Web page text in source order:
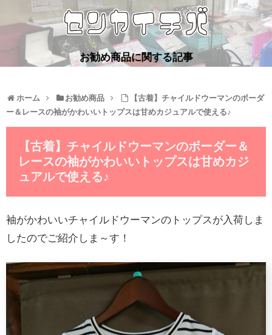
お勧め商品に関する記事
ホーム お勧め商品
【古着】チャイルドウーマンのボーダ
ー＆レースの袖がかわいいトップスは甘めカジュアルで使える♪
【古着】チャイルドウーマンのボーダー＆
レースの袖がかわいいトップスは甘めカジ
ュアルで使える♪
袖がかわいいチャイルドウーマンのトップスが入荷しま
したのでご紹介しま～す！